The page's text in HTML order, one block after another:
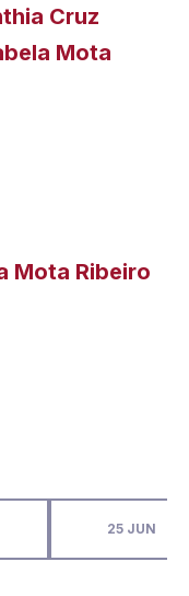
Cruz
Mota
Mota Ribeiro
25 JUN